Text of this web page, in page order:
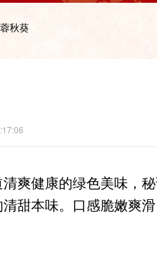
秋葵
爽健康的绿色美味，
甜本味。口感脆嫩爽